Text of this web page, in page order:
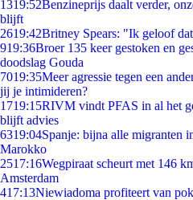
1319:52Benzineprijs daalt verder,
blijft
2619:42Britney Spears: "Ik geloof
919:36Broer 135 keer gestoken en
doodslag Gouda
7019:35Meer agressie tegen een
jij je intimideren?
1719:15RIVM vindt PFAS in al het
blijft advies
6319:04Spanje: bijna alle migranten
Marokko
2517:16Wegpiraat scheurt met 146
Amsterdam
417:13Niewiadoma profiteert van